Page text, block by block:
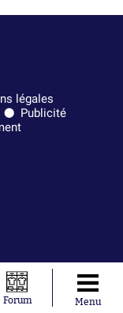
légales
Publicité
Forum Menu